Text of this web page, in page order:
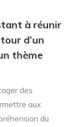
à réunir
d’un
thème
des
aux
du